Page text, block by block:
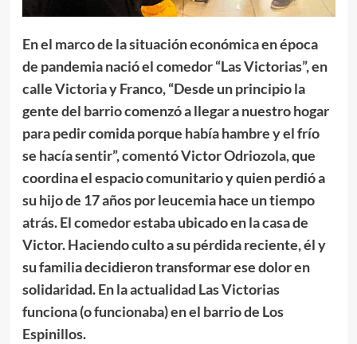
En el marco de la situación económica en época
de pandemia nació el comedor “Las Victorias”, en
calle Victoria y Franco, “Desde un principio la
gente del barrio comenzó a llegar a nuestro hogar
para pedir comida porque había hambre y el frío
se hacía sentir”, comentó Victor Odriozola, que
coordina el espacio comunitario y quien perdió a
su hijo de 17 años por leucemia hace un tiempo
atrás. El comedor estaba ubicado en la casa de
Victor. Haciendo culto a su pérdida reciente, él y
su familia decidieron transformar ese dolor en
solidaridad. En la actualidad Las Victorias
funciona (o funcionaba) en el barrio de Los
Espinillos.